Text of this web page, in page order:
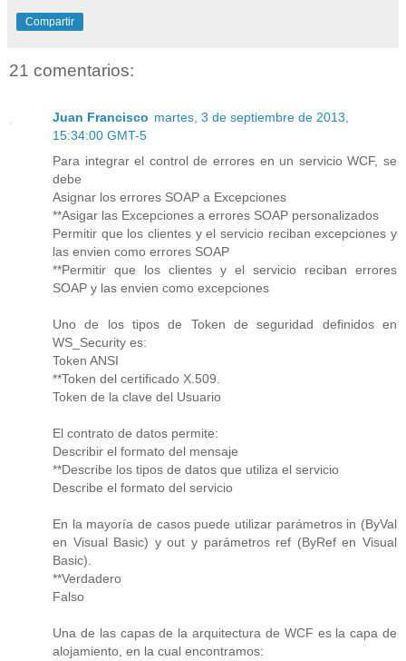
Compartir
21 comentarios:
Juan Francisco martes, 3 de septiembre de 2013,
15:34:00 GMT-5
Para integrar el control de errores en un servicio WCF, se
debe
Asignar los errores SOAP a Excepciones
**Asigar las Excepciones a errores SOAP personalizados
Permitir que los clientes y el servicio reciban excepciones y
las envien como errores SOAP
**Permitir que los clientes y el servicio reciban errores
SOAP y las envien como excepciones
Uno de los tipos de Token de seguridad definidos en
WS_Security es:
Token ANSI
**Token del certificado X.509.
Token de la clave del Usuario
El contrato de datos permite:
Describir el formato del mensaje
**Describe los tipos de datos que utiliza el servicio
Describe el formato del servicio
En la mayoría de casos puede utilizar parámetros in (ByVal
en Visual Basic) y out y parámetros ref (ByRef en Visual
Basic).
**Verdadero
Falso
Una de las capas de la arquitectura de WCF es la capa de
alojamiento, en la cual encontramos: